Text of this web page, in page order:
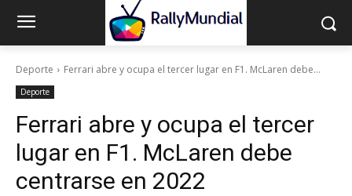
Deporte Ferrari abre y ocupa el tercer lugar en F1. McLaren debe...
Deporte
Ferrari abre y ocupa el tercer
lugar en F1. McLaren debe
centrarse en 2022